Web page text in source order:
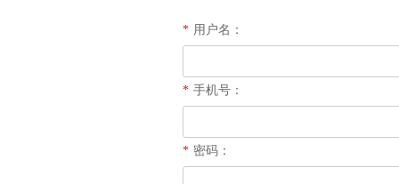
* 用户名：
* 手机号：
* 密码：